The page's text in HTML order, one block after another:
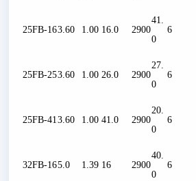
25FB-163.60 1.00 16.0 2900
41.
0
6
25FB-253.60 1.00 26.0 2900
27.
0
6
25FB-413.60 1.00 41.0 2900
20.
0
6
32FB-165.0 1.39 16 2900
40.
0
6